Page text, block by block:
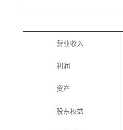
营业收入
利润
资产
股东权益